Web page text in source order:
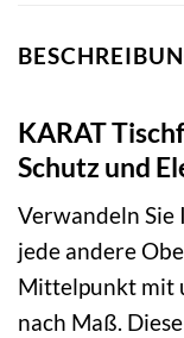
KARAT
Schutz und
Verwandeln Sie
jede andere
Mittelpunkt mit
nach Maß.